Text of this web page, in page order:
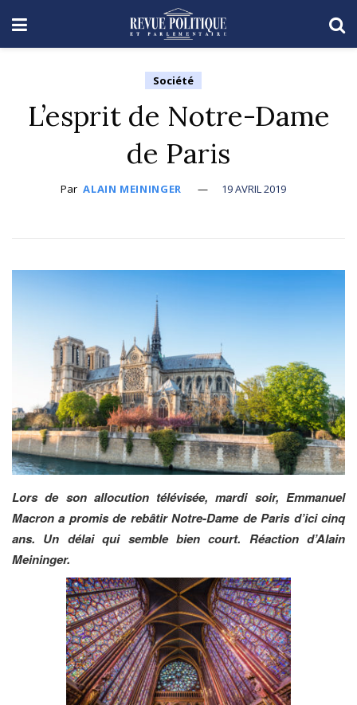
Société
L’esprit de Notre-Dame
de Paris
Par ALAIN MEININGER 19 AVRIL 2019
Lors de son allocution télévisée, mardi soir, Emmanuel
Macron a promis de rebâtir Notre-Dame de Paris d’ici cinq
ans. Un délai qui semble bien court. Réaction d’Alain
Meininger.